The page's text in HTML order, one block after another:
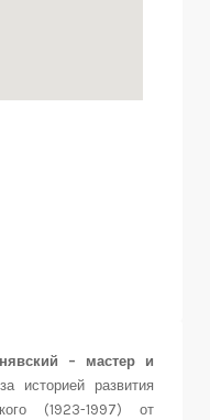
– мастер и
историей развития
(1923-1997) от